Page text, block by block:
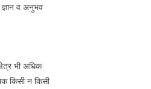
व अनुभव
भी अधिक
किसी न किसी